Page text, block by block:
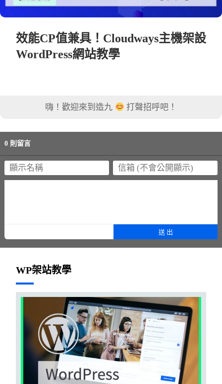
效能CP值兼具！Cloudways主機架設
WordPress網站教學
嗨！歡迎來到造九 打聲招呼吧！
0 則留言
WP架站教學